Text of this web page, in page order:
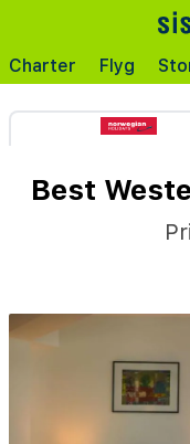
Charter Flyg
Best